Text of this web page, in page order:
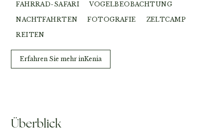
FAHRRAD-SAFARI VOGELBEOBACHTUNG
NACHTFAHRTEN FOTOGRAFIE ZELTCAMP
REITEN
Erfahren Sie mehr inKenia
Überblick